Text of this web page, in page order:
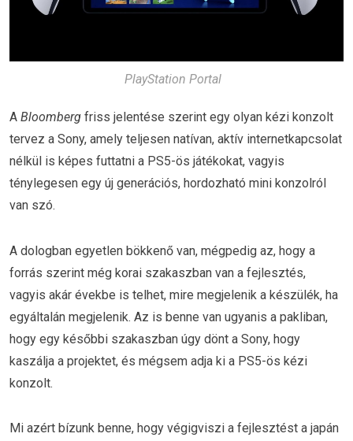
PlayStation Portal
A Bloomberg friss jelentése szerint egy olyan kézi konzolt
tervez a Sony, amely teljesen natívan, aktív internetkapcsolat
nélkül is képes futtatni a PS5-ös játékokat, vagyis
ténylegesen egy új generációs, hordozható mini konzolról
van szó.
A dologban egyetlen bökkenő van, mégpedig az, hogy a
forrás szerint még korai szakaszban van a fejlesztés,
vagyis akár évekbe is telhet, mire megjelenik a készülék, ha
egyáltalán megjelenik. Az is benne van ugyanis a pakliban,
hogy egy későbbi szakaszban úgy dönt a Sony, hogy
kaszálja a projektet, és mégsem adja ki a PS5-ös kézi
konzolt.
Mi azért bízunk benne, hogy végigviszi a fejlesztést a japán